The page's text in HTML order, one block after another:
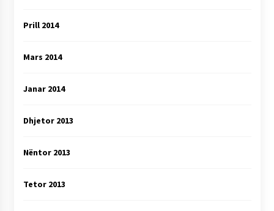
Prill 2014
Mars 2014
Janar 2014
Dhjetor 2013
Nëntor 2013
Tetor 2013